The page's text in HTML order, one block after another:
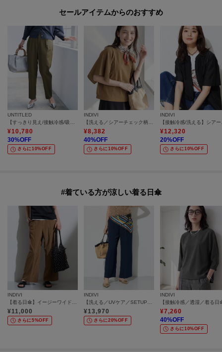
セールアイテムからのおすすめ
UNTITLED
【すっきり見え/接触冷感/吸水速乾】クリーンライン パンツ
¥10,780
30%OFF
さらに10%OFF
INDIVI
【洗える／シアーチェック柄】異素材コンビスリーブトップス
¥8,382
40%OFF
さらに10%OFF
INDIVI
【接
¥12,320
20%OFF
さらに10%OFF
#着ている方が涼しい着る日傘
INDIVI
¥11,000
さらに5%OFF
INDIVI
¥13,970
さらに20%OFF
INDIVI
¥7,260
40%OFF
さらに10%OFF